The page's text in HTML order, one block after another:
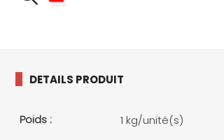
DETAILS PRODUIT
Poids : 1 kg/unité(s)